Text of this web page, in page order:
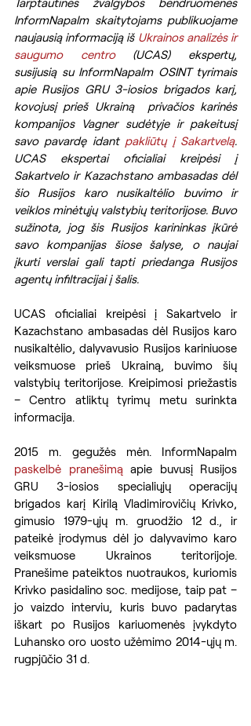
InformNapalm skaitytojams publikuojame
naujausią informaciją iš Ukrainos analizės ir
saugumo centro (UCAS) ekspertų,
susijusią su InformNapalm OSINT tyrimais
apie Rusijos GRU 3-iosios brigados karį,
kovojusį prieš Ukrainą  privačios karinės
kompanijos Vagner sudėtyje ir pakeitusį
savo pavardę idant pakliūtų į Sakartvelą.
UCAS ekspertai oficialiai kreipėsi į
Sakartvelo ir Kazachstano ambasadas dėl
šio Rusijos karo nusikaltėlio buvimo ir
veiklos minėtųjų valstybių teritorijose. Buvo
sužinota, jog šis Rusijos karininkas įkūrė
savo kompanijas šiose šalyse, o naujai
įkurti verslai gali tapti priedanga Rusijos
agentų infiltracijai į šalis.
UCAS oficialiai kreipėsi į Sakartvelo ir
Kazachstano ambasadas dėl Rusijos karo
nusikaltėlio, dalyvavusio Rusijos kariniuose
veiksmuose prieš Ukrainą, buvimo šių
valstybių teritorijose. Kreipimosi priežastis
– Centro atliktų tyrimų metu surinkta
informacija.
paskelbė pranešimą apie buvusį Rusijos
GRU 3-iosios specialiųjų operacijų
brigados karį Kirilą Vladimirovičių Krivko,
gimusio 1979-ųjų m. gruodžio 12 d., ir
pateikė įrodymus dėl jo dalyvavimo karo
veiksmuose Ukrainos teritorijoje.
Pranešime pateiktos nuotraukos, kuriomis
Krivko pasidalino soc. medijose, taip pat –
jo vaizdo interviu, kuris buvo padarytas
iškart po Rusijos kariuomenės įvykdyto
Luhansko oro uosto užėmimo 2014-ųjų m.
rugpjūčio 31 d.